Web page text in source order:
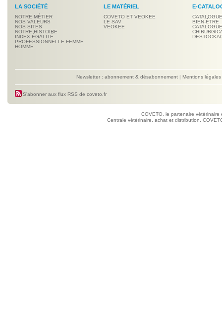
LA SOCIÉTÉ
NOTRE MÉTIER
NOS VALEURS
NOS SITES
NOTRE HISTOIRE
INDEX ÉGALITÉ
PROFESSIONNELLE FEMME
HOMME
LE MATÉRIEL
COVETO ET VEOKEE
LE SAV
VEOKEE
E-
BIEN-ÊTRE
Newsletter : abonnement & désabonnement | Mentions légales
S'abonner aux flux RSS de coveto.fr
COVETO, le partenaire
Centrale vétérinaire, achat et distribution,